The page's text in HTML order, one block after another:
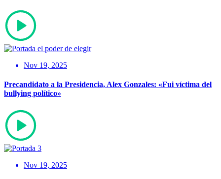
Nov 19, 2025
Precandidato a la Presidencia, Alex Gonzales: «Fui víctima del
bullying político»
Nov 19, 2025